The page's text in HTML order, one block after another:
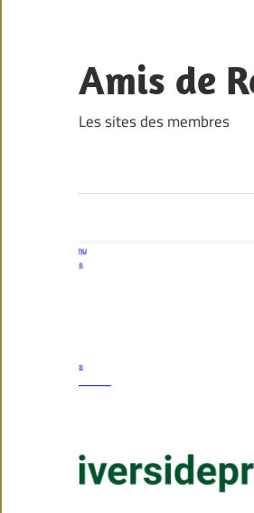
content
Amis de
Les sites des membres